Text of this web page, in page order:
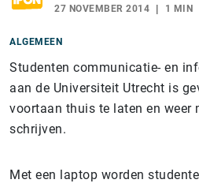
27 NOVEMBER 2014 1 MIN
ALGEMEEN
Studenten communicatie- en
aan de Universiteit Utrecht is
voortaan thuis te laten en weer
schrijven.
Met een laptop worden